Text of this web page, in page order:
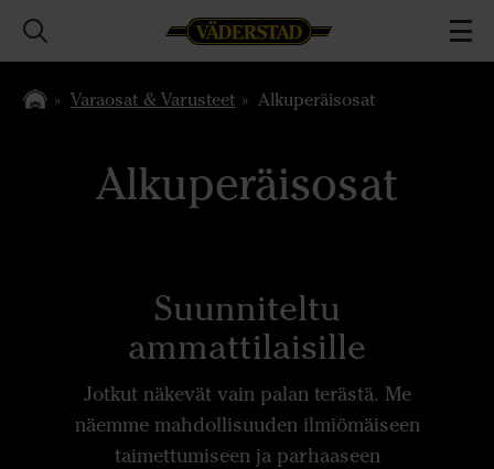
Varaosat & Varusteet Alkuperäisosat
Alkuperäisosat
Suunniteltu
ammattilaisille
Jotkut näkevät vain palan terästä. Me
näemme mahdollisuuden ilmiömäiseen
taimettumiseen ja parhaaseen